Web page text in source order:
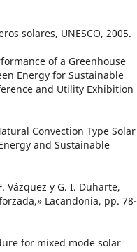
solares, UNESCO, 2005.
of a Greenhouse
Energy for Sustainable
and Utility Exhibition
Convection Type Solar
and Sustainable
Vázquez y G. I. Duharte,
Lacandonia, pp. 78-
for mixed mode solar